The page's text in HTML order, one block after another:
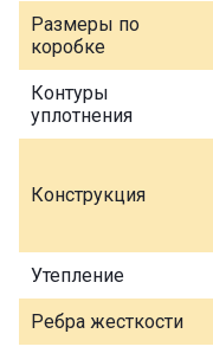
Размеры по
коробке
Контуры
уплотнения
Конструкция
Утепление
Ребра жесткости